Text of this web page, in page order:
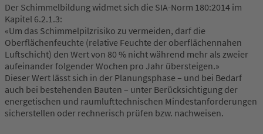
Der Schimmelbildung widmet sich die SIA-Norm 180:2014 im
Kapitel 6.2.1.3:
«Um das Schimmelpilzrisiko zu vermeiden, darf die
Oberflächenfeuchte (relative Feuchte der oberflächennahen
Luftschicht) den Wert von 80 % nicht während mehr als zweier
aufeinander folgender Wochen pro Jahr übersteigen.»
Dieser Wert lässt sich in der Planungsphase – und bei Bedarf
auch bei bestehenden Bauten – unter Berücksichtigung der
energetischen und raumlufttechnischen Mindestanforderungen
sicherstellen oder rechnerisch prüfen bzw. nachweisen.